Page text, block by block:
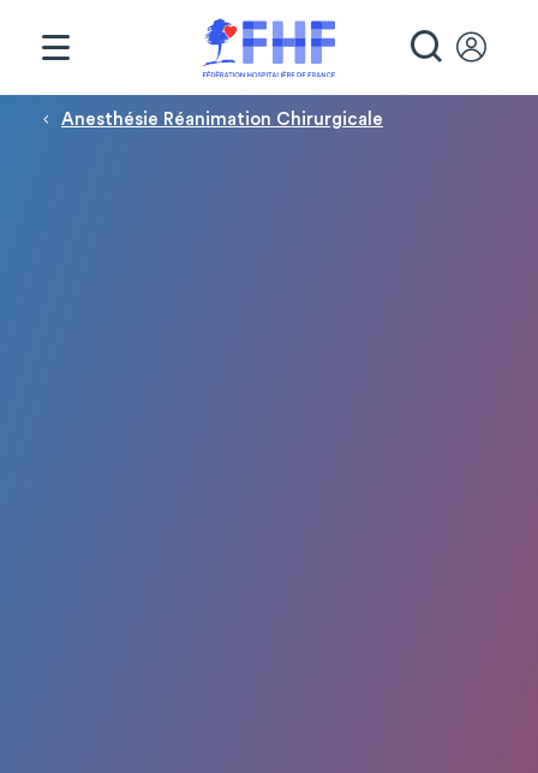
Fil d'Ariane
Anesthésie Réanimation Chirurgicale
Panneau de gestion des cookies